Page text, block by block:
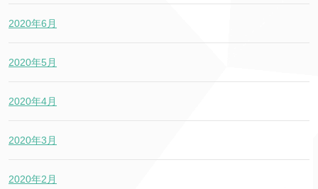
2020年6月
2020年5月
2020年4月
2020年3月
2020年2月